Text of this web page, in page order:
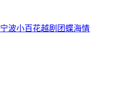
宁波小百花越剧团蝶海情